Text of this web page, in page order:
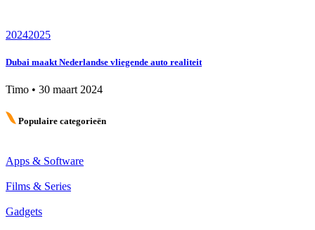
20242025
Dubai maakt Nederlandse vliegende auto realiteit
Timo • 30 maart 2024
Populaire categorieën
Apps & Software
Films & Series
Gadgets